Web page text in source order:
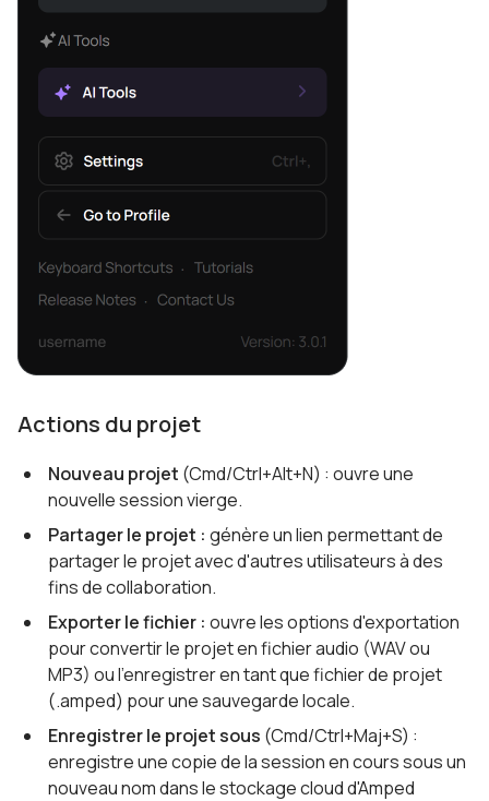
Actions du projet
Nouveau projet (Cmd/Ctrl+Alt+N) : ouvre une
nouvelle session vierge.
Partager le projet : génère un lien permettant de
partager le projet avec d'autres utilisateurs à des
fins de collaboration.
Exporter le fichier : ouvre les options d'exportation
pour convertir le projet en fichier audio (WAV ou
MP3) ou l'enregistrer en tant que fichier de projet
(.amped) pour une sauvegarde locale.
Enregistrer le projet sous (Cmd/Ctrl+Maj+S) :
enregistre une copie de la session en cours sous un
nouveau nom dans le stockage cloud d'Amped